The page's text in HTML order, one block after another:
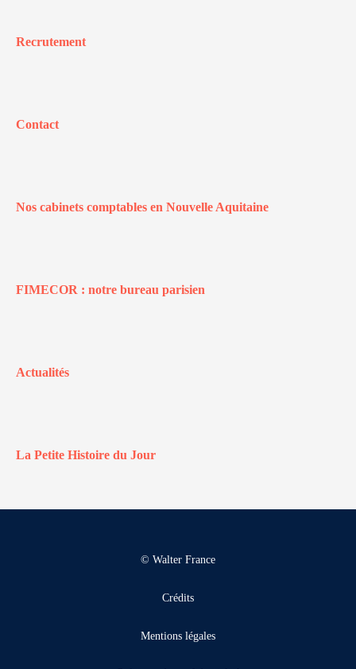
Recrutement
Contact
Nos cabinets comptables en Nouvelle Aquitaine
FIMECOR : notre bureau parisien
Actualités
La Petite Histoire du Jour
© Walter France
Crédits
Mentions légales